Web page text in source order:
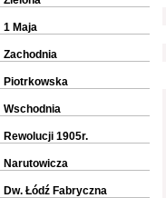
1 Maja
Zachodnia
Piotrkowska
Wschodnia
Rewolucji 1905r.
Narutowicza
Dw. Łódź Fabryczna